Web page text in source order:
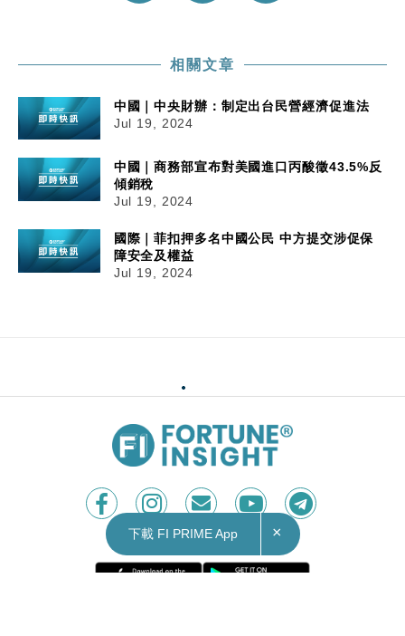
相關文章
中國｜中央財辦：制定出台民營經濟促進法
Jul 19, 2024
中國｜商務部宣布對美國進口丙酸徵43.5%反
傾銷稅
Jul 19, 2024
國際｜菲扣押多名中國公民 中方提交涉促保
障安全及權益
Jul 19, 2024
下載 FI PRIME App ×